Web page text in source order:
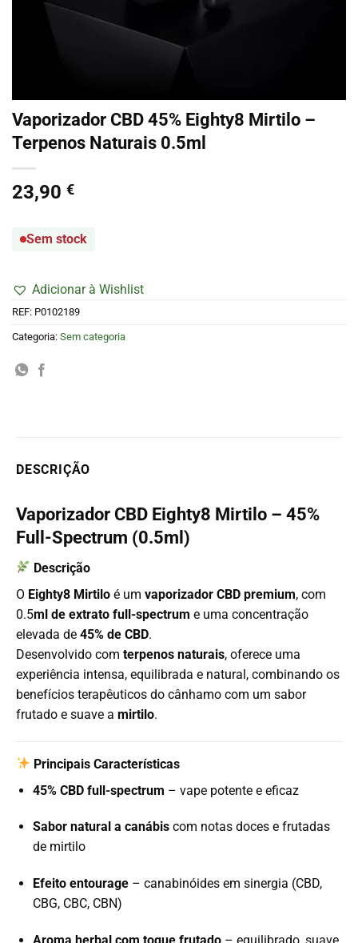
Vaporizador CBD 45% Eighty8 Mirtilo –
Terpenos Naturais 0.5ml
23,90 €
Sem stock
Adicionar à Wishlist
REF: P0102189
Categoria: Sem categoria
DESCRIÇÃO
Vaporizador CBD Eighty8 Mirtilo – 45%
Full-Spectrum (0.5ml)
Descrição
O Eighty8 Mirtilo é um vaporizador CBD premium, com
0.5ml de extrato full-spectrum e uma concentração
elevada de 45% de CBD.
Desenvolvido com terpenos naturais, oferece uma
experiência intensa, equilibrada e natural, combinando os
benefícios terapêuticos do cânhamo com um sabor
frutado e suave a mirtilo.
Principais Características
45% CBD full-spectrum – vape potente e eficaz
Sabor natural a canábiscom notas doces e frutadas
de mirtilo
Efeito entourage– canabinóides em sinergia (CBD,
CBG, CBC, CBN)